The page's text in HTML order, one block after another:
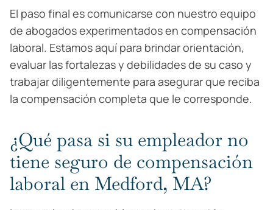
El paso final es comunicarse con nuestro equipo
de abogados experimentados en compensación
laboral. Estamos aquí para brindar orientación,
evaluar las fortalezas y debilidades de su caso y
trabajar diligentemente para asegurar que reciba
la compensación completa que le corresponde.
¿Qué pasa si su empleador no
tiene seguro de compensación
laboral en Medford, MA?